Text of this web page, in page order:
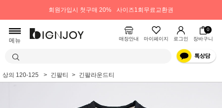
회원가입시 첫구매 20% 사이즈1회무료교환권
메뉴 매장안내 마이페이지 로그인
0
장바구니
상의 120-125 긴팔티 긴팔라운드티